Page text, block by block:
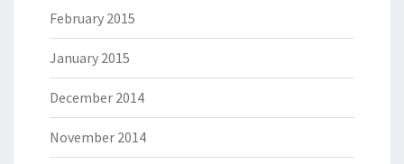
February 2015
January 2015
December 2014
November 2014